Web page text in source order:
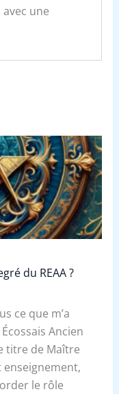
une
du REAA ?
ce que m’a
Ancien
titre de Maître
enseignement,
le rôle